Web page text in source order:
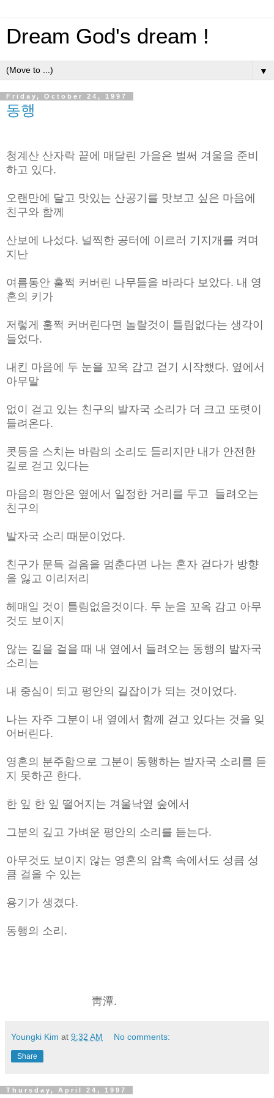
Dream God's dream !
▼
Friday, October 24, 1997
동행
청계산 산자락 끝에 매달린 가을은 벌써 겨울을 준비
하고 있다.
오랜만에 달고 맛있는 산공기를 맛보고 싶은 마음에
친구와 함께
산보에 나섰다. 널찍한 공터에 이르러 기지개를 켜며
지난
여름동안 훌쩍 커버린 나무들을 바라다 보았다. 내 영
혼의 키가
저렇게 훌쩍 커버린다면 놀랄것이 틀림없다는 생각이
들었다.
내킨 마음에 두 눈을 꼬옥 감고 걷기 시작했다. 옆에서
아무말
없이 걷고 있는 친구의 발자국 소리가 더 크고 또렷이
들려온다.
콧등을 스치는 바람의 소리도 들리지만 내가 안전한
길로 걷고 있다는
마음의 평안은 옆에서 일정한 거리를 두고 들려오는
친구의
발자국 소리 때문이었다.
친구가 문득 걸음을 멈춘다면 나는 혼자 걷다가 방향
을 잃고 이리저리
헤매일 것이 틀림없을것이다. 두 눈을 꼬옥 감고 아무
것도 보이지
않는 길을 걸을 때 내 옆에서 들려오는 동행의 발자국
소리는
내 중심이 되고 평안의 길잡이가 되는 것이었다.
나는 자주 그분이 내 옆에서 함께 걷고 있다는 것을 잊
어버린다.
영혼의 분주함으로 그분이 동행하는 발자국 소리를 듣
지 못하곤 한다.
한 잎 한 잎 떨어지는 겨울낙옆 숲에서
그분의 깊고 가벼운 평안의 소리를 듣는다.
아무것도 보이지 않는 영혼의 암흑 속에서도 성큼 성
큼 걸을 수 있는
용기가 생겼다.
동행의 소리.
靑潭.
Youngki Kim at 9:32 AM No comments:
Share
Thursday, April 24, 1997